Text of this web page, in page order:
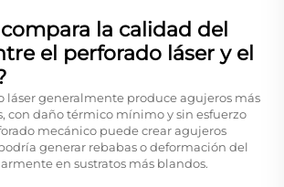
la calidad del
el perforado láser y el
láser generalmente produce agujeros más
con daño térmico mínimo y sin esfuerzo
mecánico puede crear agujeros
generar rebabas o deformación del
en sustratos más blandos.